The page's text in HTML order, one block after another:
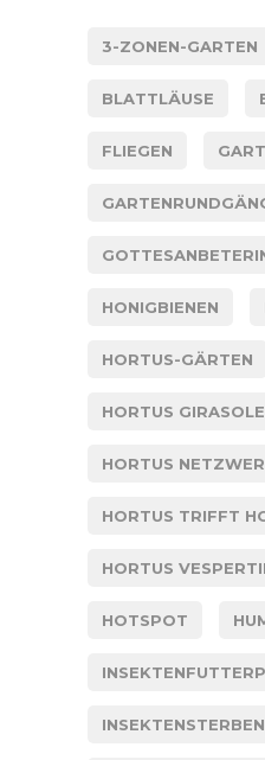
3-ZONEN-GARTEN
BLATTLÄUSE
FLIEGEN
HONIGBIENEN
HORTUS-GÄRTEN
HORTUS GIRASOLE
HORTUS
HORTUS TRIFFT
HORTUS
HOTSPOT
INSEKTENSTERBEN